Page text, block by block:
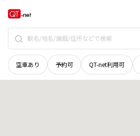
空車あり 予約可 QT-net利用可
青森県